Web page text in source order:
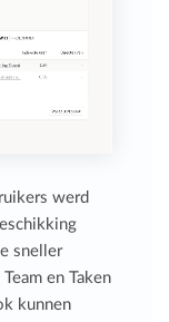
werd
sneller
en Taken
kunnen